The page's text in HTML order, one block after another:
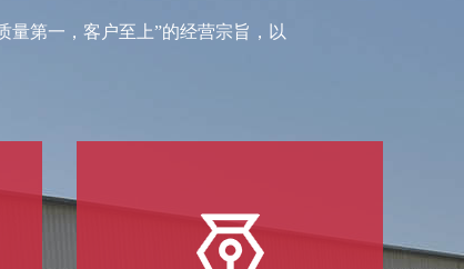
量第一，客户至上”的经营宗旨，以